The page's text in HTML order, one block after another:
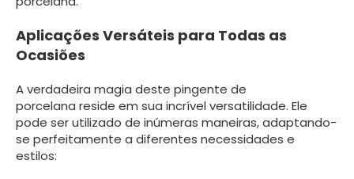
Aplicações Versáteis para Todas as
Ocasiões
A verdadeira magia deste pingente de
porcelana reside em sua incrível versatilidade. Ele
pode ser utilizado de inúmeras maneiras, adaptando-
se perfeitamente a diferentes necessidades e
estilos: